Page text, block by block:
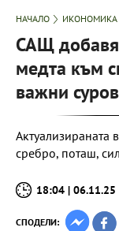
НАЧАЛО
САЩ
медта към
важни
Актуализираната
сребро, поташ,
18:04 | 06.11.25
СПОДЕЛИ: